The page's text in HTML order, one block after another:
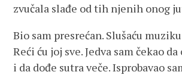
zvučala slađe od tih njenih onog
Bio sam presrećan. Slušaću
Reći ću joj sve. Jedva sam čekao
i da dođe sutra veče. Isprobavao